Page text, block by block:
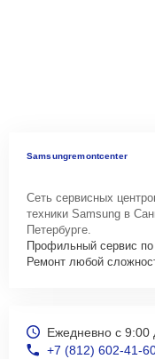
Samsungremontcenter
Сеть сервисных
техники Samsung в
Петербурге.
Профильный сервис по
Ремонт любой
Ежедневно с 9:00
+7 (812) 602-41-